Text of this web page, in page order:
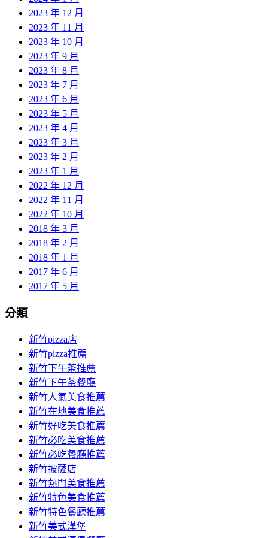
2023 年 12 月
2023 年 11 月
2023 年 10 月
2023 年 9 月
2023 年 8 月
2023 年 7 月
2023 年 6 月
2023 年 5 月
2023 年 4 月
2023 年 3 月
2023 年 2 月
2023 年 1 月
2022 年 12 月
2022 年 11 月
2022 年 10 月
2018 年 3 月
2018 年 2 月
2018 年 1 月
2017 年 6 月
2017 年 5 月
分類
新竹pizza店
新竹pizza推薦
新竹下午茶推薦
新竹下午茶餐廳
新竹人氣美食推薦
新竹在地美食推薦
新竹好吃美食推薦
新竹必吃美食推薦
新竹必吃餐廳推薦
新竹披薩店
新竹熱門美食推薦
新竹特色美食推薦
新竹特色餐廳推薦
新竹美式漢堡